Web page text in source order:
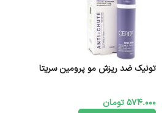
تونیک ضد ریزش مو پرومین سریتا
574.000تومان